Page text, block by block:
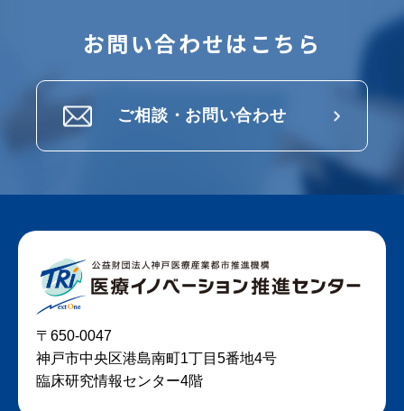
お問い合わせはこちら
ご相談・お問い合わせ
〒650-0047
神戸市中央区港島南町1丁目5番地4号
臨床研究情報センター4階